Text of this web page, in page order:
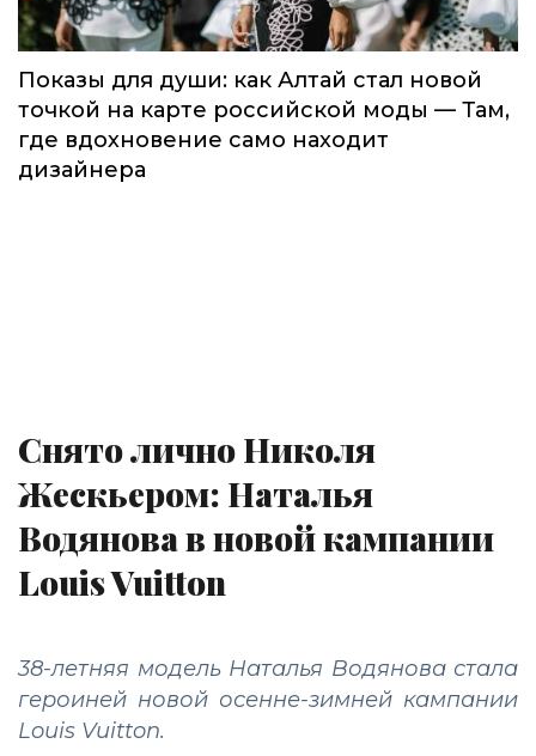
Показы для души: как Алтай стал новой
точкой на карте российской моды — Там,
где вдохновение само находит
дизайнера
Снято лично Николя
Жескьером: Наталья
Водянова в новой кампании
Louis Vuitton
38-летняя модель Наталья Водянова стала
героиней новой осенне-зимней кампании
Louis Vuitton.